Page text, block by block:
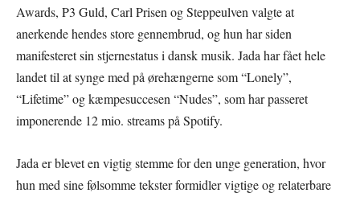
Awards, P3 Guld, Carl Prisen og Steppeulven valgte at
anerkende hendes store gennembrud, og hun har siden
manifesteret sin stjernestatus i dansk musik. Jada har fået hele
landet til at synge med på ørehængerne som “Lonely”,
“Lifetime” og kæmpesuccesen “Nudes”, som har passeret
imponerende 12 mio. streams på Spotify.
Jada er blevet en vigtig stemme for den unge generation, hvor
hun med sine følsomme tekster formidler vigtige og relaterbare